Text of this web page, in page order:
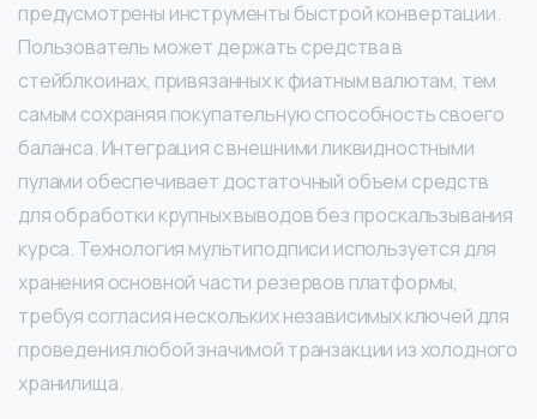
предусмотрены инструменты быстрой конвертации.
Пользователь может держать средства в
стейблкоинах, привязанных к фиатным валютам, тем
самым сохраняя покупательную способность своего
баланса. Интеграция с внешними ликвидностными
пулами обеспечивает достаточный объем средств
для обработки крупных выводов без проскальзывания
курса. Технология мультиподписи используется для
хранения основной части резервов платформы,
требуя согласия нескольких независимых ключей для
проведения любой значимой транзакции из холодного
хранилища.